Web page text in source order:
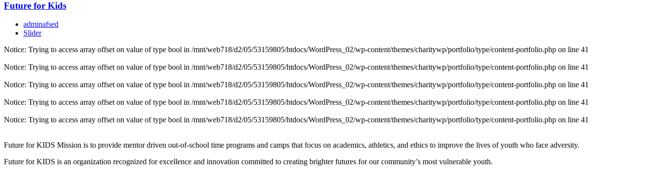
Future for Kids
adminafsed
Slider
Notice: Trying to access array offset on value of type bool in /mnt/web718/d2/05/53159805/htdocs/WordPress_02/wp-content/themes/charitywp/portfolio/type/content-portfolio.php on line 41
Notice: Trying to access array offset on value of type bool in /mnt/web718/d2/05/53159805/htdocs/WordPress_02/wp-content/themes/charitywp/portfolio/type/content-portfolio.php on line 41
Notice: Trying to access array offset on value of type bool in /mnt/web718/d2/05/53159805/htdocs/WordPress_02/wp-content/themes/charitywp/portfolio/type/content-portfolio.php on line 41
Notice: Trying to access array offset on value of type bool in /mnt/web718/d2/05/53159805/htdocs/WordPress_02/wp-content/themes/charitywp/portfolio/type/content-portfolio.php on line 41
Notice: Trying to access array offset on value of type bool in /mnt/web718/d2/05/53159805/htdocs/WordPress_02/wp-content/themes/charitywp/portfolio/type/content-portfolio.php on line 41
Future for KIDS Mission is to provide mentor driven out-of-school time programs and camps that focus on academics, athletics, and ethics to improve the lives of youth who face adversity.
Future for KIDS is an organization recognized for excellence and innovation committed to creating brighter futures for our community’s most vulnerable youth.